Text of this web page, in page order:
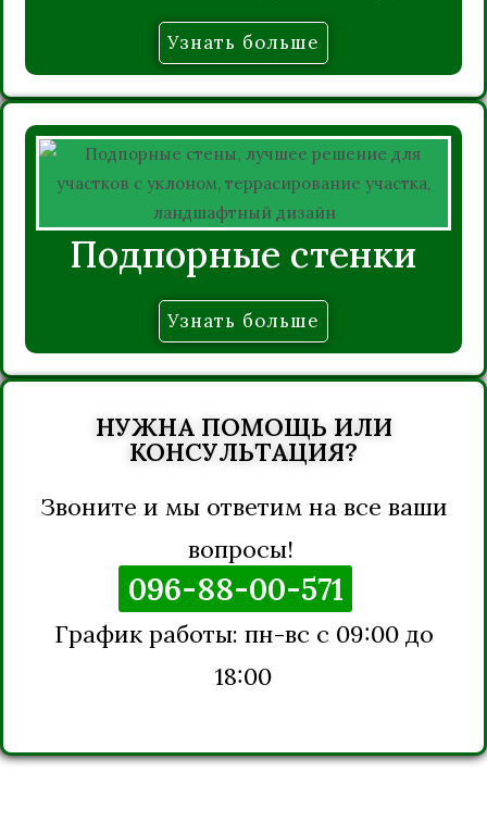
Узнать больше
Подпорные стенки
Узнать больше
НУЖНА ПОМОЩЬ ИЛИ
КОНСУЛЬТАЦИЯ?
Звоните и мы ответим на все ваши
вопросы!
096-88-00-571
График работы: пн-вс с 09:00 до
18:00